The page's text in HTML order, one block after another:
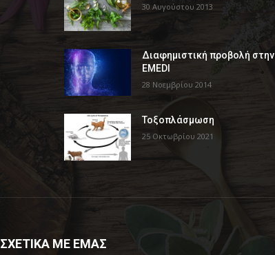
30 Αυγούστου 2013
Διαφημιστική προβολή στην
EMEDI
28 Νοεμβρίου 2014
Τοξοπλάσμωση
25 Οκτωβρίου 2021
ΣΧΕΤΙΚΑ ΜΕ ΕΜΑΣ